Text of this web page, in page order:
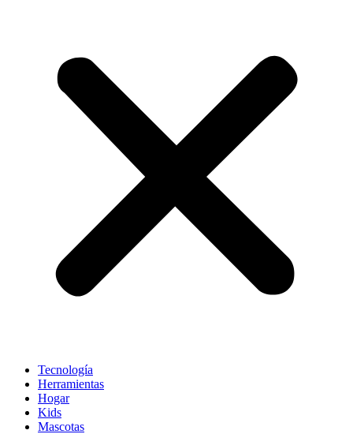
Tecnología
Herramientas
Hogar
Kids
Mascotas